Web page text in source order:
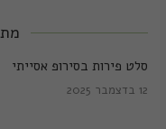
סלט פירות בסירופ אסייתי
12 בדצמבר 2025